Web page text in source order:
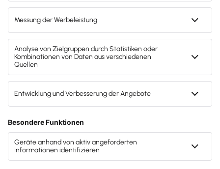
erzählt, wie das Lexware Festival samt
Zusatzprogramm sich für diejenigen anfühlt, um
die sich am Ende alles dreht: Die selbständigen
Unternehmer:innen aller Größenordnungen.
Autor:in:Carola Heine
Kategorie:Steuerberater:innen